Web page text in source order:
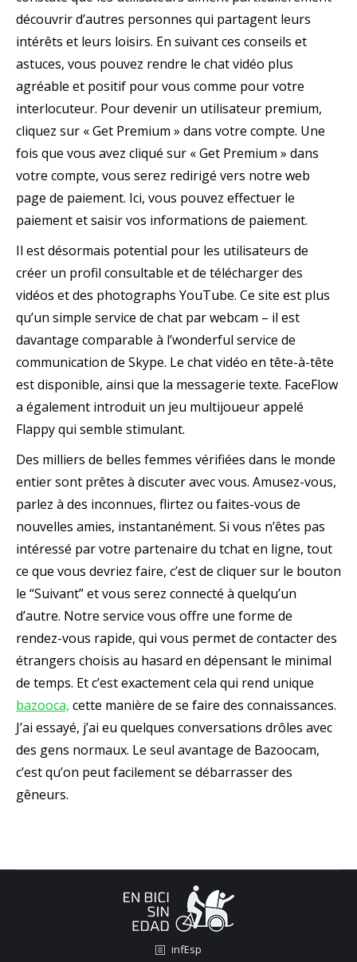
découvrir d’autres personnes qui partagent leurs
intérêts et leurs loisirs. En suivant ces conseils et
astuces, vous pouvez rendre le chat vidéo plus
agréable et positif pour vous comme pour votre
interlocuteur. Pour devenir un utilisateur premium,
cliquez sur « Get Premium » dans votre compte. Une
fois que vous avez cliqué sur « Get Premium » dans
votre compte, vous serez redirigé vers notre web
page de paiement. Ici, vous pouvez effectuer le
paiement et saisir vos informations de paiement.
Il est désormais potential pour les utilisateurs de
créer un profil consultable et de télécharger des
vidéos et des photographs YouTube. Ce site est plus
qu’un simple service de chat par webcam – il est
davantage comparable à l’wonderful service de
communication de Skype. Le chat vidéo en tête-à-tête
est disponible, ainsi que la messagerie texte. FaceFlow
a également introduit un jeu multijoueur appelé
Flappy qui semble stimulant.
Des milliers de belles femmes vérifiées dans le monde
entier sont prêtes à discuter avec vous. Amusez-vous,
parlez à des inconnues, flirtez ou faites-vous de
nouvelles amies, instantanément. Si vous n’êtes pas
intéressé par votre partenaire du tchat en ligne, tout
ce que vous devriez faire, c’est de cliquer sur le bouton
le “Suivant” et vous serez connecté à quelqu’un
d’autre. Notre service vous offre une forme de
rendez-vous rapide, qui vous permet de contacter des
étrangers choisis au hasard en dépensant le minimal
de temps. Et c’est exactement cela qui rend unique
bazooca, cette manière de se faire des connaissances.
J’ai essayé, j’ai eu quelques conversations drôles avec
des gens normaux. Le seul avantage de Bazoocam,
c’est qu’on peut facilement se débarrasser des
gêneurs.
infEsp